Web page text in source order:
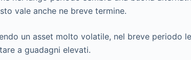
vale anche ne breve termine.
un asset molto volatile, nel breve periodo
a guadagni elevati.